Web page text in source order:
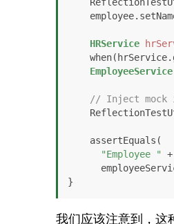
HRService
EmployeeService
// Inject
"Employee "
}
我们应该注意到，这